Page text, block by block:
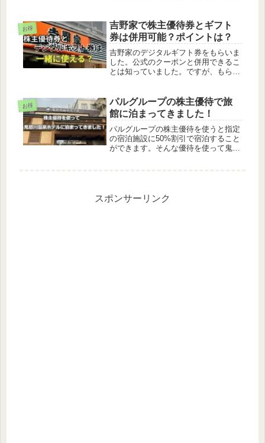
の指示に従って購入すれば良いだけな
ので、今回は券売機の使い方です！...
お得
吉野家で株主優待券とギフト
券は併用可能？ポイントは？
吉野家のデジタルギフト券をもらいま
した。公式のクーポンと併用できるこ
とは知っていました。ですが、もらっ
きた？できなかった？併用することが
できました！というか、ページを進ん
で...
お得
パルグループの株主優待で旅
館に泊まってきました！
パルグループの株主優待を使うと指定
の宿泊施設に50%割引で宿泊すること
ができます。そんな優待を使って鬼怒
ま...
スポンサーリンク